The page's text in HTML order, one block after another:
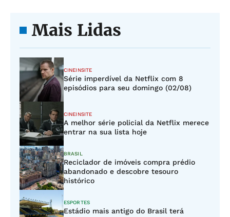
Mais Lidas
CINEINSITE
Série imperdível da Netflix com 8
episódios para seu domingo (02/08)
CINEINSITE
A melhor série policial da Netflix merece
entrar na sua lista hoje
BRASIL
Reciclador de imóveis compra prédio
abandonado e descobre tesouro
histórico
ESPORTES
Estádio mais antigo do Brasil terá